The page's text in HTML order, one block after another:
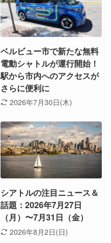
ベルビュー市で新たな無料
電動シャトルが運行開始！
駅から市内へのアクセスが
さらに便利に
2026年7月30日(木)
シアトルの注目ニュース＆
話題：2026年7月27日
（月）〜7月31日（金）
2026年8月2日(日)